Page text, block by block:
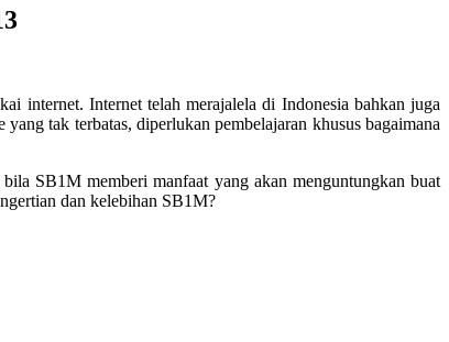
internet. Internet telah merajalela di Indonesia bahkan juga
tak terbatas, diperlukan pembelajaran khusus bagaimana
SB1M memberi manfaat yang akan menguntungkan buat
dan kelebihan SB1M?